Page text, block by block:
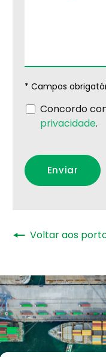
* Campos
Concordo
privacidade.
🠔 Voltar aos